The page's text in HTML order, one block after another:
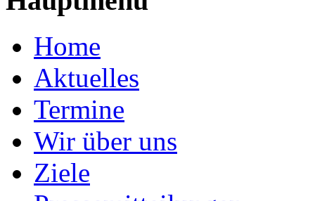
Home
Aktuelles
Termine
Wir über uns
Ziele